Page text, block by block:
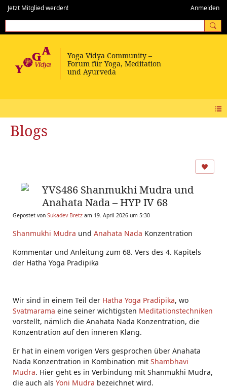
Jetzt Mitglied werden! Anmelden
Blogs
YVS486 Shanmukhi Mudra und
Anahata Nada – HYP IV 68
Gepostet von Sukadev Bretz am 19. April 2026 um 5:30
Shanmukhi Mudra und Anahata Nada Konzentration
Kommentar und Anleitung zum 68. Vers des 4. Kapitels
der Hatha Yoga Pradipika
Wir sind in einem Teil der Hatha Yoga Pradipika, wo
Svatmarama eine seiner wichtigsten Meditationstechniken
vorstellt, nämlich die Anahata Nada Konzentration, die
Konzentration auf den inneren Klang.
Er hat in einem vorigen Vers gesprochen über Anahata
Nada Konzentration in Kombination mit Shambhavi
Mudra. Hier geht es in Verbindung mit Shanmukhi Mudra,
die auch als Yoni Mudra bezeichnet wird.